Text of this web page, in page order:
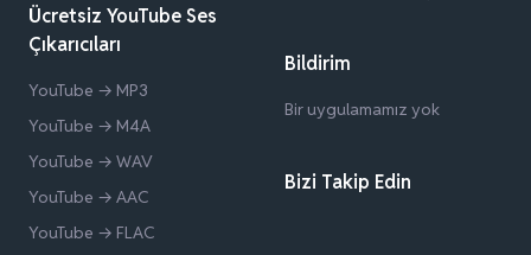
Ücretsiz YouTube Ses
Çıkarıcıları
YouTube → MP3
YouTube → M4A
YouTube → WAV
YouTube → AAC
YouTube → FLAC
Bildirim
Bir uygulamamız yok
Bizi Takip Edin